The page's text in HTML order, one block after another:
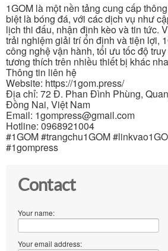
1GOM là một nền tảng cung cấp
biệt là bóng đá, với các dịch vụ như
lịch thi đấu, nhận định kèo và tin tức.
trải nghiệm giải trí ổn định và tiện lợi,
công nghệ vận hành, tối ưu tốc độ
tương thích trên nhiều thiết bị khác
Thông tin liên hệ
Website: https://1gom.press/
Địa chỉ: 72 Đ. Phan Đình Phùng,
Đồng Nai, Việt Nam
Email: 1gompress@gmail.com
Hotline: 0968921004
#1GOM #trangchu1GOM
#1gompress
Contact
Your name:
Your email address: